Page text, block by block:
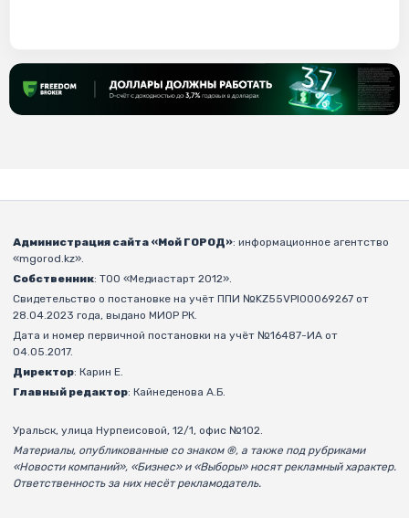
Администрация сайта «Мой ГОРОД»: информационное агентство
«mgorod.kz».
Собственник: ТОО «Медиастарт 2012».
Свидетельство о постановке на учёт ППИ №KZ55VPI00069267 от
28.04.2023 года, выдано МИОР РК.
Дата и номер первичной постановки на учёт №16487-ИА от
04.05.2017.
Директор: Карин Е.
Главный редактор: Кайнеденова А.Б.
Уральск, улица Нурпеисовой, 12/1, офис №102.
Материалы, опубликованные со знаком ®, а также под рубриками
«Новости компаний», «Бизнес» и «Выборы» носят рекламный характер.
Ответственность за них несёт рекламодатель.